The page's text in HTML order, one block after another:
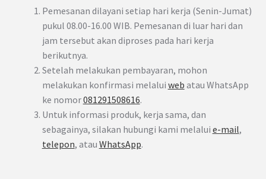
Pemesanan dilayani setiap hari kerja (Senin-Jumat)
pukul 08.00-16.00 WIB. Pemesanan di luar hari dan
jam tersebut akan diproses pada hari kerja
berikutnya.
Setelah melakukan pembayaran, mohon
melakukan konfirmasi melalui web atau WhatsApp
ke nomor081291508616.
Untuk informasi produk, kerja sama, dan
sebagainya, silakan hubungi kami melalui e-mail,
telepon, atau WhatsApp.